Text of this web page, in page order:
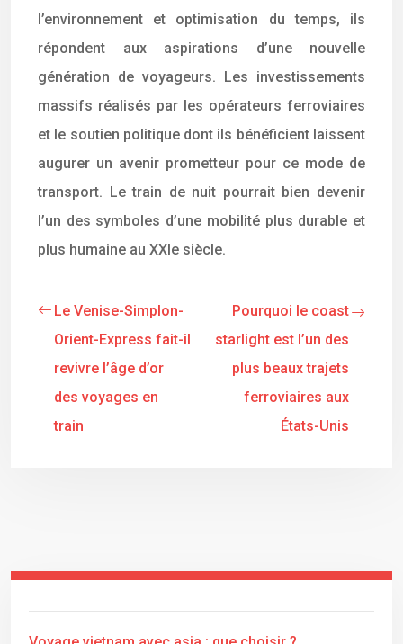
l’environnement et optimisation du temps, ils
répondent aux aspirations d’une nouvelle
génération de voyageurs. Les investissements
massifs réalisés par les opérateurs ferroviaires
et le soutien politique dont ils bénéficient laissent
augurer un avenir prometteur pour ce mode de
transport. Le train de nuit pourrait bien devenir
l’un des symboles d’une mobilité plus durable et
plus humaine au XXIe siècle.
Le Venise-Simplon-
Orient-Express fait-il
revivre l’âge d’or
des voyages en
train
Pourquoi le coast
starlight est l’un des
plus beaux trajets
ferroviaires aux
États-Unis